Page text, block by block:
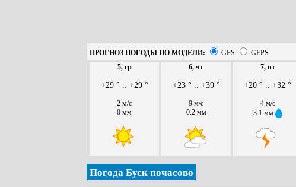
ПРОГНОЗ ПОГОДЫ ПО МОДЕЛИ: GFS
GEPS
5, ср
+29 ° .. +29 °
2 м/с
0 мм
6, чт
+23 ° .. +39 °
9 м/с
0.2 мм
7, пт
+20 ° .. +32 °
4 м/с
3.1 мм
Погода Буск почасово